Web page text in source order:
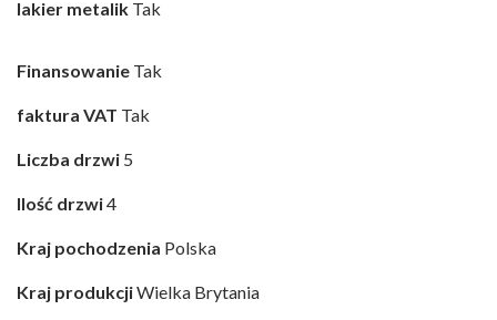
lakier metalik Tak
Finansowanie Tak
faktura VAT Tak
Liczba drzwi 5
Ilość drzwi4
Kraj pochodzenia Polska
Kraj produkcjiWielka Brytania